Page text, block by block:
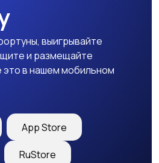
выигрывайте
и размещайте
это в нашем мобильном
App Store
RuStore